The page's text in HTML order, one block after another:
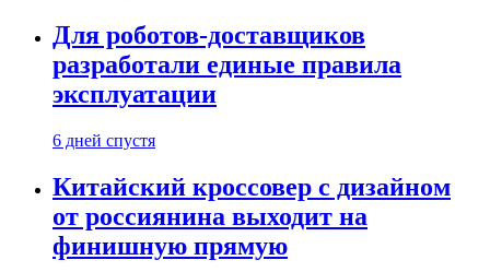
Для роботов-доставщиков
разработали единые правила
эксплуатации
6 дней спустя
Китайский кроссовер с дизайном
от россиянина выходит на
финишную прямую